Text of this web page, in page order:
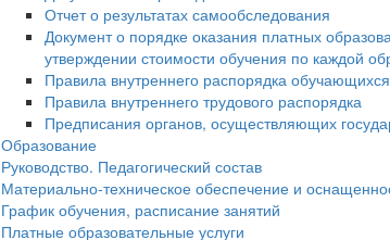
Отчет о результатах самообследования
Документ о порядке оказания платных
утверждении стоимости обучения по каждой
Правила внутреннего распорядка обучающихся
Правила внутреннего трудового распорядка
Предписания органов, осуществляющих
Образование
Руководство. Педагогический состав
Материально-техническое обеспечение и
График обучения, расписание занятий
Платные образовательные услуги